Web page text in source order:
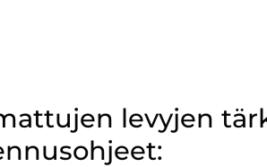
levyjen